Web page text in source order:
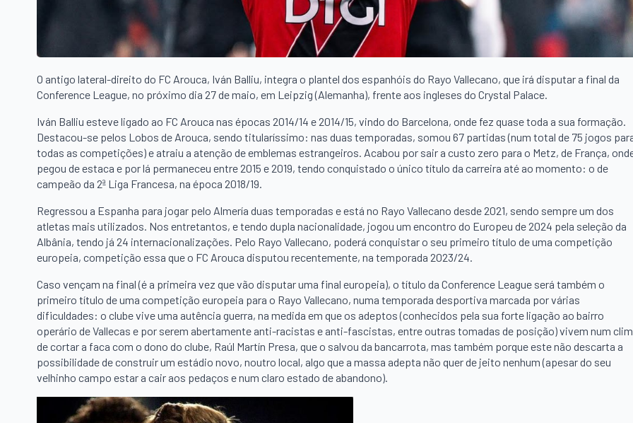
O antigo lateral-direito do FC Arouca, Iván Balliu, integra o plantel dos espanhóis do Rayo Vallecano, que irá disputar a final da
Conference League, no próximo dia 27 de maio, em Leipzig (Alemanha), frente aos ingleses do Crystal Palace.
Iván Balliu esteve ligado ao FC Arouca nas épocas 2014/14 e 2014/15, vindo do Barcelona, onde fez quase toda a sua formação.
Destacou-se pelos Lobos de Arouca, sendo titularíssimo: nas duas temporadas, somou 67 partidas (num total de 75 jogos
todas as competições) e atraiu a atenção de emblemas estrangeiros. Acabou por sair a custo zero para o Metz, de França,
pegou de estaca e por lá permaneceu entre 2015 e 2019, tendo conquistado o único título da carreira até ao momento: o de
campeão da 2ª Liga Francesa, na época 2018/19.
Regressou a Espanha para jogar pelo Almería duas temporadas e está no Rayo Vallecano desde 2021, sendo sempre um dos
atletas mais utilizados. Nos entretantos, e tendo dupla nacionalidade, jogou um encontro do Europeu de 2024 pela seleção da
Albânia, tendo já 24 internacionalizações. Pelo Rayo Vallecano, poderá conquistar o seu primeiro título de uma competição
europeia, competição essa que o FC Arouca disputou recentemente, na temporada 2023/24.
Caso vençam na final (é a primeira vez que vão disputar uma final europeia), o título da Conference League será também o
primeiro título de uma competição europeia para o Rayo Vallecano, numa temporada desportiva marcada por várias
dificuldades: o clube vive uma autência guerra, na medida em que os adeptos (conhecidos pela sua forte ligação ao bairro
operário de Vallecas e por serem abertamente anti-racistas e anti-fascistas, entre outras tomadas de posição) vivem num
de cortar a faca com o dono do clube, Raúl Martín Presa, que o salvou da bancarrota, mas também porque este não descarta a
possibilidade de construir um estádio novo, noutro local, algo que a massa adepta não quer de jeito nenhum (apesar do seu
velhinho campo estar a cair aos pedaços e num claro estado de abandono).